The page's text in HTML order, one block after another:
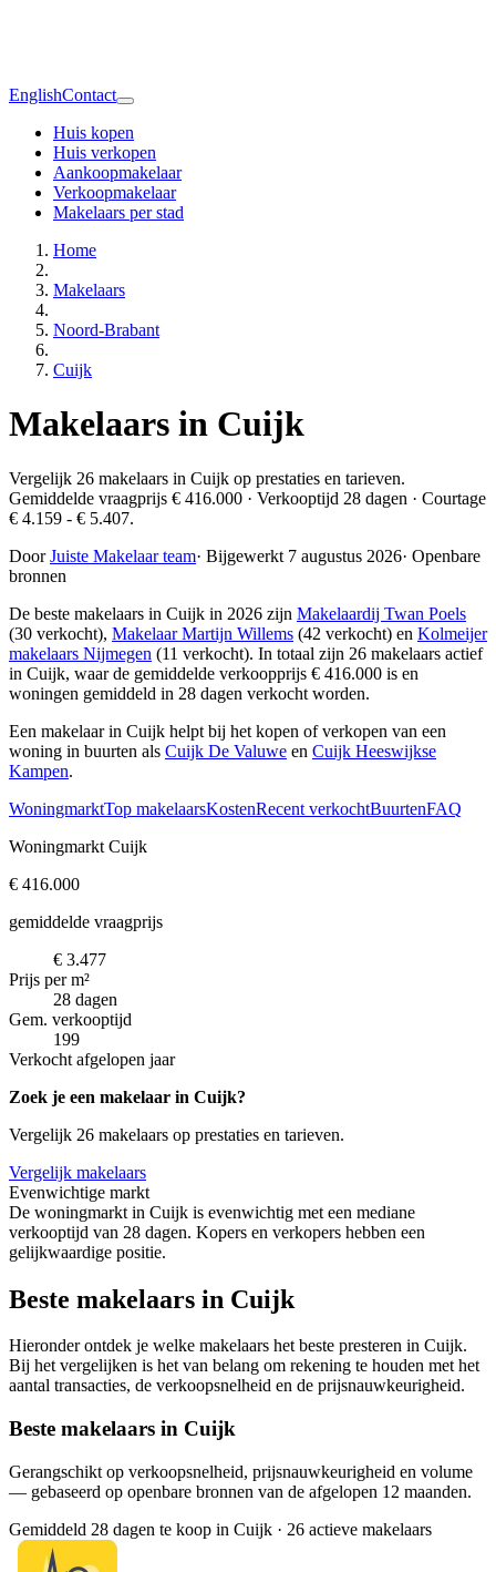
EnglishContact
Huis kopen
Huis verkopen
Aankoopmakelaar
Verkoopmakelaar
Makelaars per stad
Home
Makelaars
Noord-Brabant
Cuijk
Makelaars in Cuijk
Vergelijk 26 makelaars in Cuijk op prestaties en tarieven.
Gemiddelde vraagprijs € 416.000 · Verkooptijd 28 dagen · Courtage
€ 4.159 - € 5.407.
DoorJuiste Makelaar team· Bijgewerkt 7 augustus 2026· Openbare
bronnen
De beste makelaars in Cuijk in 2026 zijn Makelaardij Twan Poels
(30 verkocht), Makelaar Martijn Willems (42 verkocht) en Kolmeijer
makelaars Nijmegen (11 verkocht). In totaal zijn 26 makelaars actief
in Cuijk, waar de gemiddelde verkoopprijs € 416.000 is en
woningen gemiddeld in 28 dagen verkocht worden.
Een makelaar in Cuijk helpt bij het kopen of verkopen van een
woning in buurten als Cuijk De Valuwe en Cuijk Heeswijkse
Kampen.
WoningmarktTop makelaarsKostenRecent verkochtBuurtenFAQ
Woningmarkt Cuijk
€ 416.000
gemiddelde vraagprijs
€ 3.477
Prijs per m²
28 dagen
Gem. verkooptijd
199
Verkocht afgelopen jaar
Zoek je een makelaar in Cuijk?
Vergelijk 26 makelaars op prestaties en tarieven.
Vergelijk makelaars
Evenwichtige markt
De woningmarkt in Cuijk is evenwichtig met een mediane
verkooptijd van 28 dagen. Kopers en verkopers hebben een
gelijkwaardige positie.
Beste makelaars in Cuijk
Hieronder ontdek je welke makelaars het beste presteren in Cuijk.
Bij het vergelijken is het van belang om rekening te houden met het
aantal transacties, de verkoopsnelheid en de prijsnauwkeurigheid.
Beste makelaars in Cuijk
Gerangschikt op verkoopsnelheid, prijsnauwkeurigheid en volume
— gebaseerd op openbare bronnen van de afgelopen 12 maanden.
Gemiddeld 28 dagen te koop in Cuijk · 26 actieve makelaars